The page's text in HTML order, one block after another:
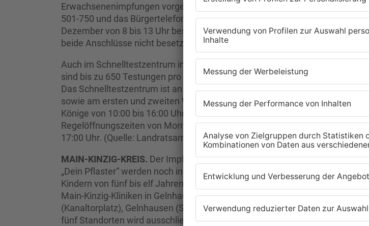
Erwachsenenimpfungen vorgenommen werden. Das Impftelefon mit der
501-750 und das Bürgertelefon mit der Nummer 09371 501-716 werden am
Dezember von 8 bis 13 Uhr besetzt sein. Am ersten und zweiten
beide Anschlüsse nicht besetzt.
Auch im Schnelltestzentrum in Wörth wurden die Kapazitäten deutlich
sind bis zu 650 Testungen pro Tag möglich.
Das Schnelltestzentrum ist an Heiligabend und Silvester von 8:00 bis 14:00
sowie am ersten und zweiten Weihnachtsfeiertag, Neujahr und am Feiertag
Könige von 10:00 bis 16:00 Uhr. Ab dem 20.12. erweitert das
Regelöffnungszeiten von Montag bis Sonntag von 8:00 bis 13:00 Uhr und
17:00 Uhr. (Quelle: Landratsamt Miltenberg)
MAIN-KINZIG-KREIS. Der Impfstoff ist da, die Termine sind freigeschaltet:
„Dein Pflaster“ werden noch in dieser Woche die ersten
Kindern von fünf bis elf Jahren vorgenommen. Daran beteiligt sind das
Main-Kinzig-Kliniken in Gelnhausen sowie die Dein-Pflaster-Impfstellen in
(Kanaltorplatz), Gelnhausen (Seestraße 13) und Schlüchtern (Bahnhofstraße
fünf Standorten wird ausschließlich mit Vorabtermin geimpft, spontane